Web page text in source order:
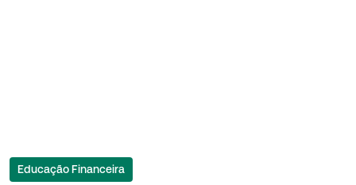
Educação Financeira